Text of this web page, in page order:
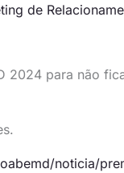
de
2024 para não
noticia/